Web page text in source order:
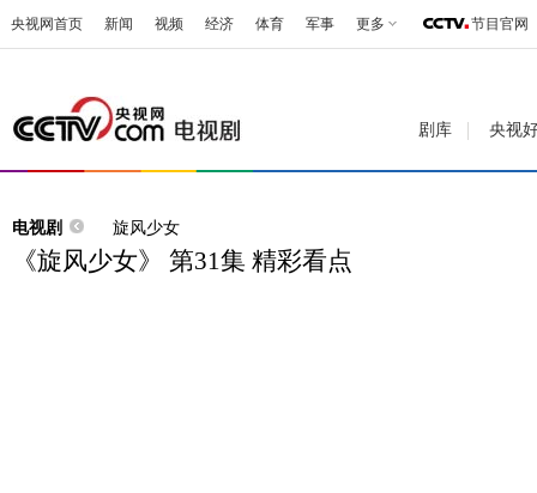
央视网首页 新闻 视频 经济 体育 军事 更多 节目官网
剧库 央视
电视剧 旋风少女
《旋风少女》 第31集 精彩看点